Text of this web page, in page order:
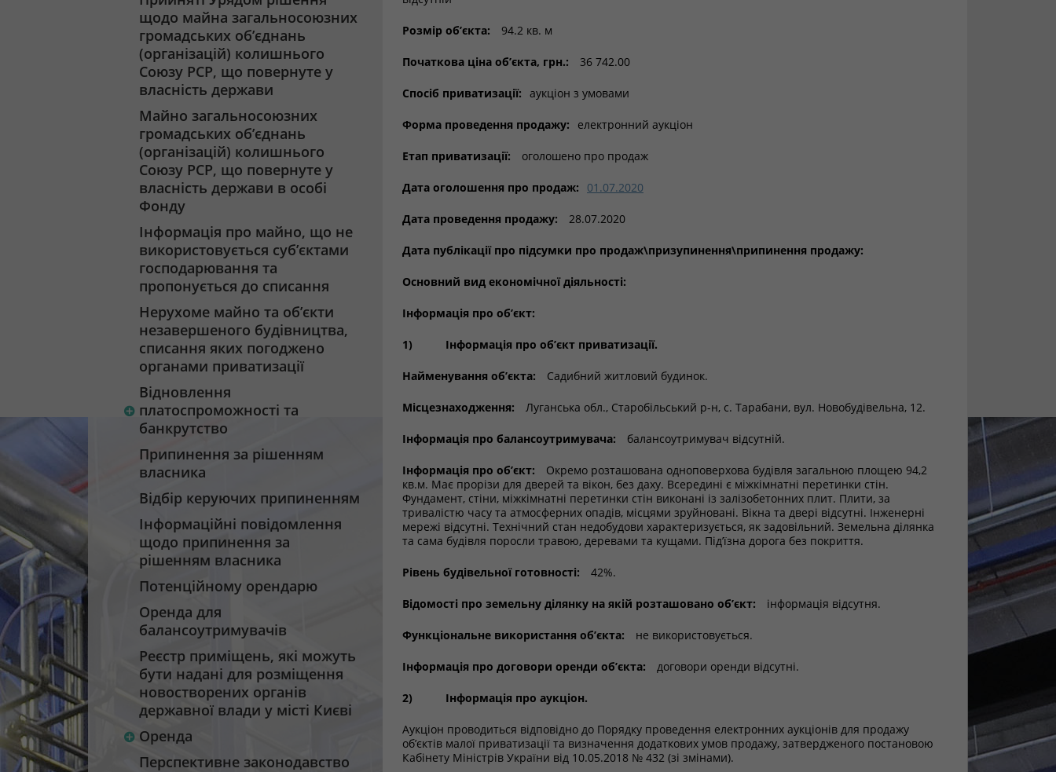
щодо майна загальносоюзних
громадських об’єднань
(організацій) колишнього
Союзу РСР, що повернуте у
власність держави
Майно загальносоюзних
громадських об’єднань
(організацій) колишнього
Союзу РСР, що повернуте у
власність держави в особі
Фонду
Інформація про майно, що не
використовується суб’єктами
господарювання та
пропонується до списання
Нерухоме майно та об’єкти
незавершеного будівництва,
списання яких погоджено
органами приватизації
Відновлення
платоспроможності та
банкрутство
Припинення за рішенням
власника
Відбір керуючих припиненням
Інформаційні повідомлення
щодо припинення за
рішенням власника
Потенційному орендарю
Оренда для
балансоутримувачів
Реєстр приміщень, які можуть
бути надані для розміщення
новостворених органів
державної влади у місті Києві
Оренда
Перспективне законодавство
Розмір об’єкта: 94.2 кв. м
Початкова ціна об’єкта, грн.: 36 742.00
Спосіб приватизації: аукціон з умовами
Форма проведення продажу: електронний аукціон
Етап приватизації: оголошено про продаж
Дата оголошення про продаж: 01.07.2020
Дата проведення продажу: 28.07.2020
Дата публікації про підсумки про продаж\призупинення\припинення продажу:
Основний вид економічної діяльності:
Інформація про об’єкт:
1) Інформація про об’єкт приватизації.
Найменування об’єкта: Садибний житловий будинок.
Місцезнаходження: Луганська обл., Старобільський р-н, с. Тарабани, вул. Новобудівельна, 12.
Інформація про балансоутримувача: балансоутримувач відсутній.
Інформація про об’єкт:
Окремо розташована одноповерхова будівля загальною площею 94,2
кв.м. Має прорізи для дверей та вікон, без даху. Всередині є міжкімнатні перетинки стін.
Фундамент, стіни, міжкімнатні перетинки стін виконані із залізобетонних плит. Плити, за
тривалістю часу та атмосферних опадів, місцями зруйновані. Вікна та двері відсутні. Інженерні
мережі відсутні. Технічний стан недобудови характеризується, як задовільний. Земельна ділянка
та сама будівля поросли травою, деревами та кущами. Під’їзна дорога без покриття.
Рівень будівельної готовності: 42%.
Відомості про земельну ділянку на якій розташовано об’єкт: інформація відсутня.
Функціональне використання об’єкта: не використовується.
Інформація про договори оренди об’єкта: договори оренди відсутні.
2) Інформація про аукціон.
Аукціон проводиться відповідно до Порядку проведення електронних аукціонів для продажу
об’єктів малої приватизації та визначення додаткових умов продажу, затвердженого постановою
Кабінету Міністрів України від 10.05.2018 № 432 (зі змінами).